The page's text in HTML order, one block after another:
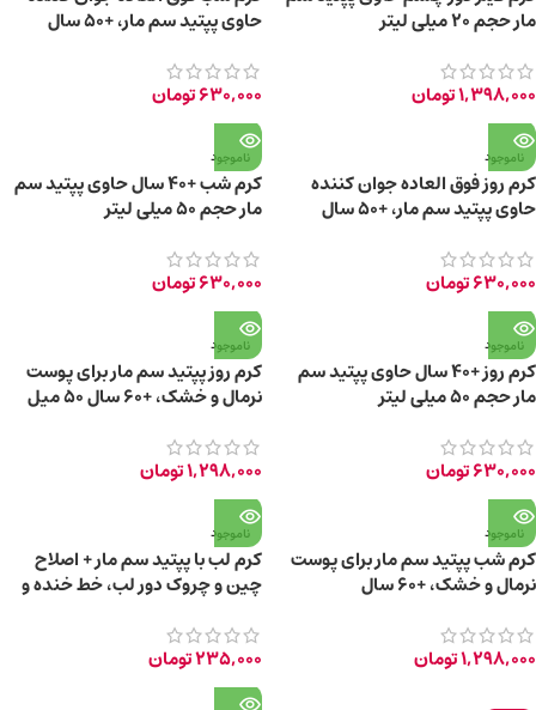
مار حجم ۲۰ میلی لیتر
1,398,000تومان
حاوی پپتید سم مار، +50 سال
630,000تومان
ناموجود
کرم روز فوق العاده جوان کننده
حاوی پپتید سم مار، +50 سال
630,000تومان
ناموجود
کرم شب +40 سال حاوی پپتید سم
مار حجم ۵۰ میلی لیتر
630,000تومان
ناموجود
کرم روز +40 سال حاوی پپتید سم
مار حجم ۵۰ میلی لیتر
630,000تومان
ناموجود
کرم روز پپتید سم مار برای پوست
نرمال و خشک، +60 سال 50 میل
1,298,000تومان
ناموجود
کرم شب پپتید سم مار برای پوست
نرمال و خشک، +60 سال
1,298,000تومان
ناموجود
کرم لب با پپتید سم مار + اصلاح
چین و چروک دور لب، خط خنده و
235,000تومان